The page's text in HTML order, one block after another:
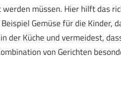
müssen. Hier hilft das
Gemüse für die Kinder,
der Küche und vermeidest,
von Gerichten